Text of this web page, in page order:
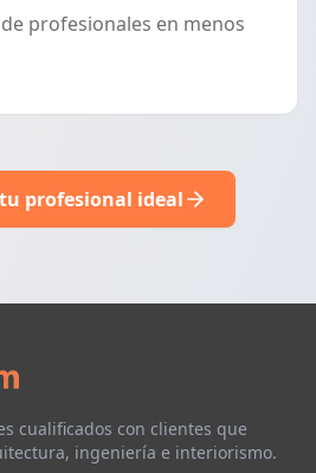
profesionales en menos
profesional ideal
cualificados con clientes que
ingeniería e interiorismo.